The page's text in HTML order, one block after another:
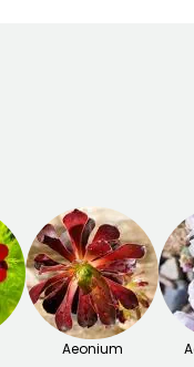
Aeonium